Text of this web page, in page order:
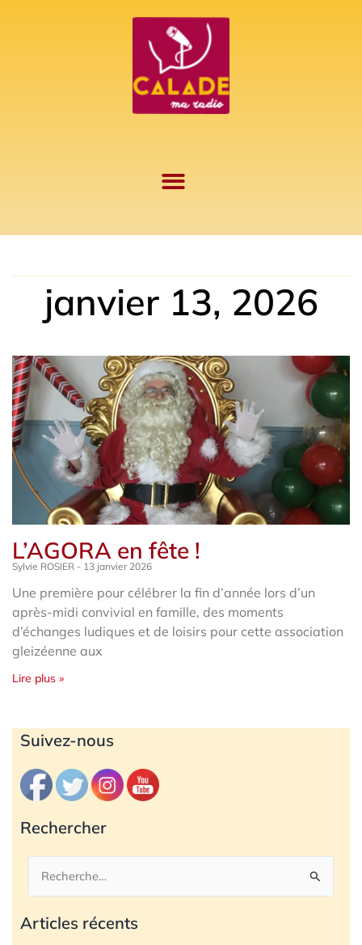
janvier 13, 2026
L’AGORA en fête !
Sylvie ROSIER 13 janvier 2026
Une première pour célébrer la fin d’année lors d’un
après-midi convivial en famille, des moments
d’échanges ludiques et de loisirs pour cette association
gleizéenne aux
Lire plus »
Suivez-nous
Rechercher
Rechercher :
Articles récents
Archives